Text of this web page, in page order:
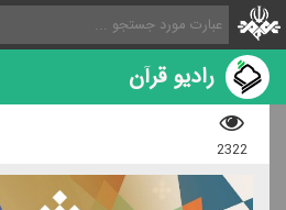
رادیو قرآن
2322